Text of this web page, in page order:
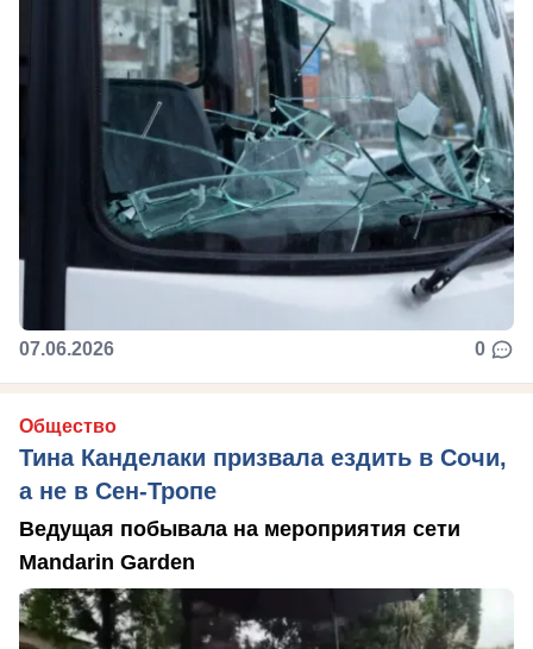
07.06.2026 0
Общество
Тина Канделаки призвала ездить в Сочи,
а не в Сен-Тропе
Ведущая побывала на мероприятия сети
Mandarin Garden